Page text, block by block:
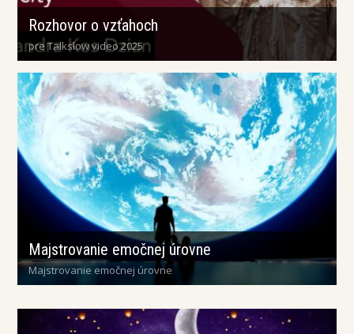
Rozhovor o vzťahoch
pre Talkslow video 2025
Majstrovanie emočnej úrovne
Majstrovanie emočnej úrovne